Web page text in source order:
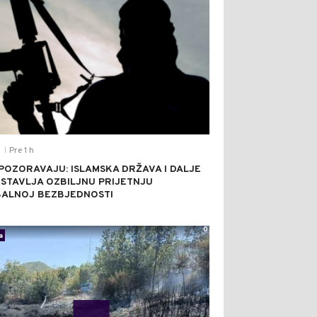
Pre 1 h
ISLAMSKA DRŽAVA I DALJE
OZBILJNU PRIJETNJU
BEZBJEDNOSTI
0